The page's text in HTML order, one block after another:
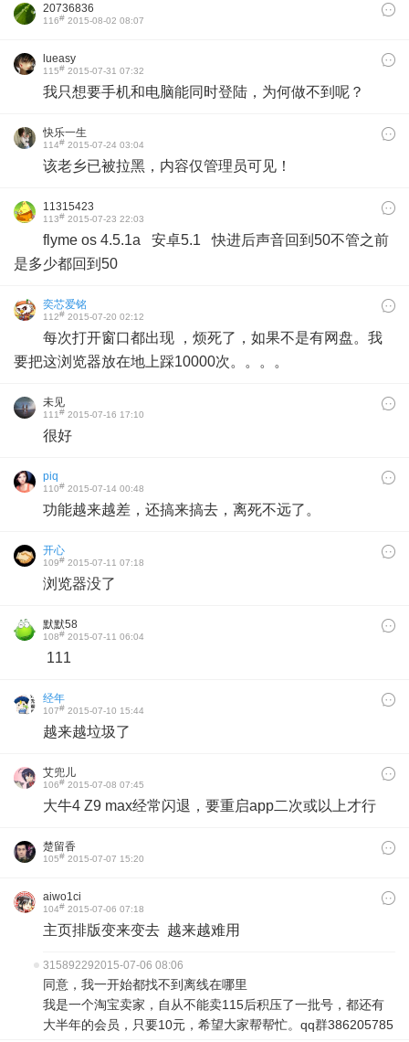
20736836
116# 2015-08-02 08:07
lueasy
115# 2015-07-31 07:32
我只想要手机和电脑能同时登陆，为何做不到呢？
快乐一生
114# 2015-07-24 03:04
该老乡已被拉黑，内容仅管理员可见！
11315423
113# 2015-07-23 22:03
flyme os 4.5.1a 安卓5.1 快进后声音回到50不管之前
是多少都回到50
奕芯爱铭
112# 2015-07-20 02:12
每次打开窗口都出现 ，烦死了，如果不是有网盘。我
要把这浏览器放在地上踩10000次。。。。
未见
111# 2015-07-16 17:10
很好
piq
110# 2015-07-14 00:48
功能越来越差，还搞来搞去，离死不远了。
开心
109# 2015-07-11 07:18
浏览器没了
默默58
108# 2015-07-11 06:04
111
经年
107# 2015-07-10 15:44
越来越垃圾了
艾兜儿
106# 2015-07-08 07:45
大牛4 Z9 max经常闪退，要重启app二次或以上才行
楚留香
105# 2015-07-07 15:20
aiwo1ci
104# 2015-07-06 07:18
主页排版变来变去 越来越难用
315892292015-07-06 08:06
同意，我一开始都找不到离线在哪里
我是一个淘宝卖家，自从不能卖115后积压了一批号，都还有
大半年的会员，只要10元，希望大家帮帮忙。qq群386205785